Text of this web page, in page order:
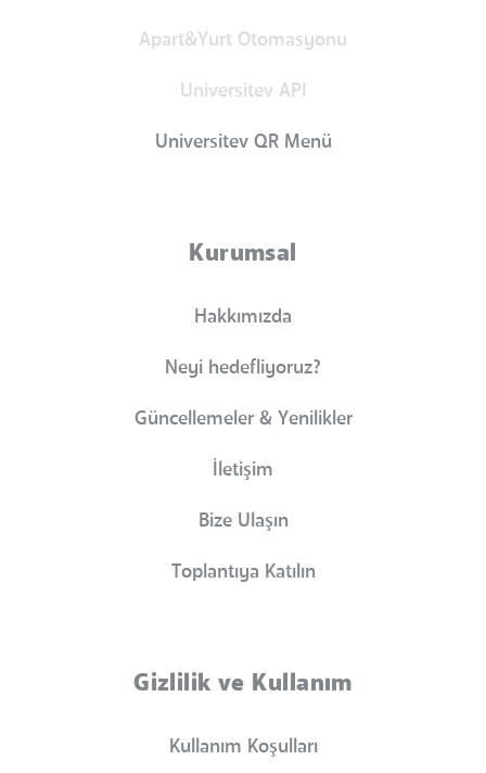
Apart&Yurt Otomasyonu
Universitev API
Universitev QR Menü
Kurumsal
Hakkımızda
Neyi hedefliyoruz?
Güncellemeler & Yenilikler
İletişim
Bize Ulaşın
Toplantıya Katılın
Gizlilik ve Kullanım
Kullanım Koşulları